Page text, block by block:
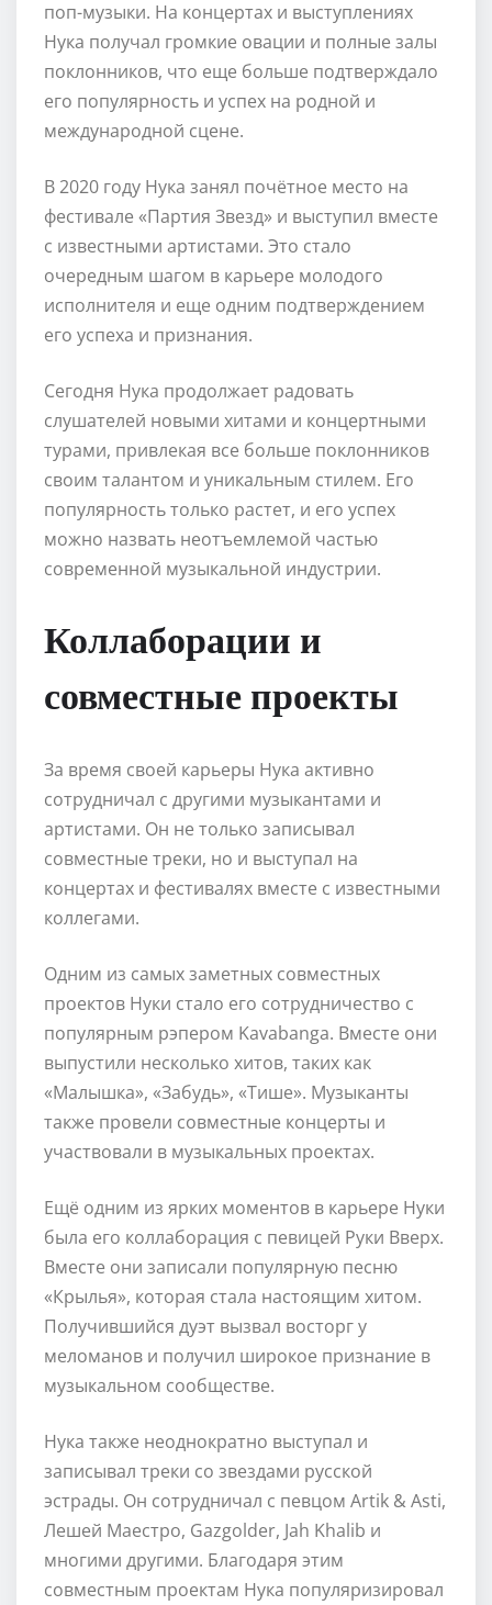
поп-музыки. На концертах и выступлениях
Нука получал громкие овации и полные залы
поклонников, что еще больше подтверждало
его популярность и успех на родной и
международной сцене.
В 2020 году Нука занял почётное место на
фестивале «Партия Звезд» и выступил вместе
с известными артистами. Это стало
очередным шагом в карьере молодого
исполнителя и еще одним подтверждением
его успеха и признания.
Сегодня Нука продолжает радовать
слушателей новыми хитами и концертными
турами, привлекая все больше поклонников
своим талантом и уникальным стилем. Его
популярность только растет, и его успех
можно назвать неотъемлемой частью
современной музыкальной индустрии.
Коллаборации и
совместные проекты
За время своей карьеры Нука активно
сотрудничал с другими музыкантами и
артистами. Он не только записывал
совместные треки, но и выступал на
концертах и фестивалях вместе с известными
коллегами.
Одним из самых заметных совместных
проектов Нуки стало его сотрудничество с
популярным рэпером Kavabanga. Вместе они
выпустили несколько хитов, таких как
«Малышка», «Забудь», «Тише». Музыканты
также провели совместные концерты и
участвовали в музыкальных проектах.
Ещё одним из ярких моментов в карьере Нуки
была его коллаборация с певицей Руки Вверх.
Вместе они записали популярную песню
«Крылья», которая стала настоящим хитом.
Получившийся дуэт вызвал восторг у
меломанов и получил широкое признание в
музыкальном сообществе.
Нука также неоднократно выступал и
записывал треки со звездами русской
эстрады. Он сотрудничал с певцом Artik & Asti,
Лешей Маестро, Gazgolder, Jah Khalib и
многими другими. Благодаря этим
совместным проектам Нука популяризировал